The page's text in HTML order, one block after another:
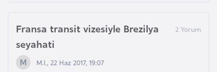
Fransa transit vizesiyle Brezilya
seyahati
M.I., 22 Haz 2017, 19:07
l
n
d
a